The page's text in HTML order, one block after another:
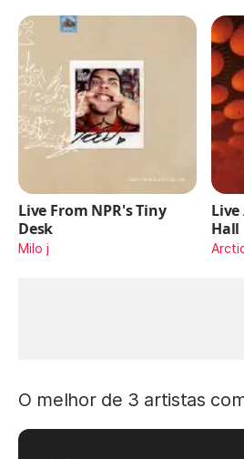
Live From NPR's Tiny
Desk
Milo j
Hall
O melhor de 3 artistas